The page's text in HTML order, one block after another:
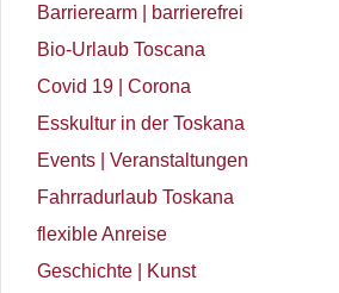
Barrierearm | barrierefrei
Bio-Urlaub Toscana
Covid 19 | Corona
Esskultur in der Toskana
Events | Veranstaltungen
Fahrradurlaub Toskana
flexible Anreise
Geschichte | Kunst